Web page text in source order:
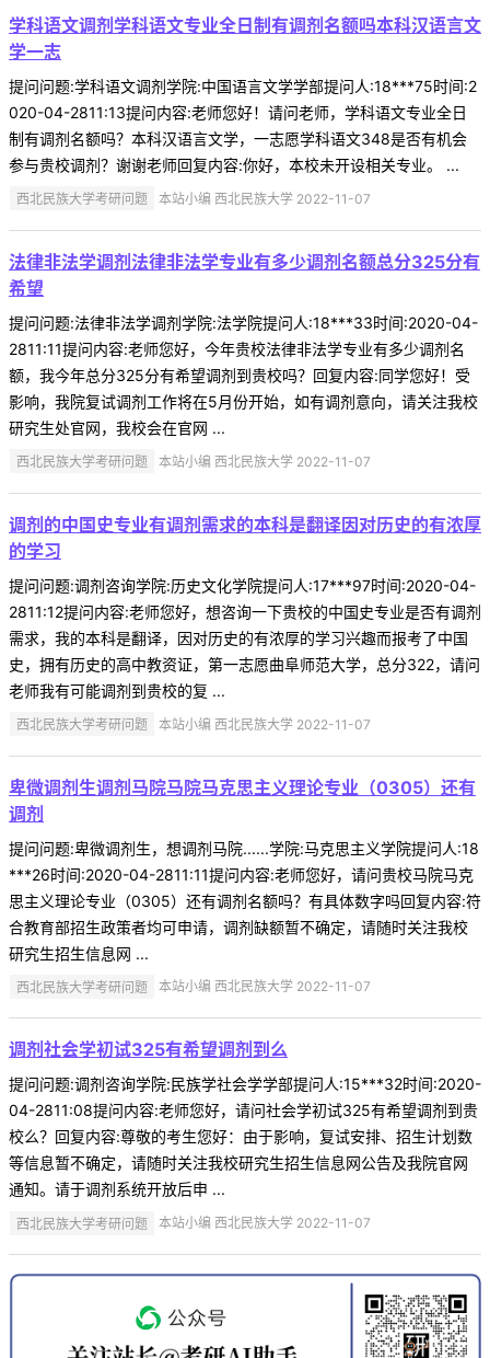
学科语文调剂学科语文专业全日制有调剂名额吗本科汉语言文
学一志
提问问题:学科语文调剂学院:中国语言文学学部提问人:18***75时间:2
020-04-2811:13提问内容:老师您好！请问老师，学科语文专业全日
制有调剂名额吗？本科汉语言文学，一志愿学科语文348是否有机会
参与贵校调剂？谢谢老师回复内容:你好，本校未开设相关专业。 ...
西北民族大学考研问题 本站小编 西北民族大学 2022-11-07
法律非法学调剂法律非法学专业有多少调剂名额总分325分有
希望
提问问题:法律非法学调剂学院:法学院提问人:18***33时间:2020-04-
2811:11提问内容:老师您好，今年贵校法律非法学专业有多少调剂名
额，我今年总分325分有希望调剂到贵校吗？回复内容:同学您好！受
影响，我院复试调剂工作将在5月份开始，如有调剂意向，请关注我校
研究生处官网，我校会在官网 ...
西北民族大学考研问题 本站小编 西北民族大学 2022-11-07
调剂的中国史专业有调剂需求的本科是翻译因对历史的有浓厚
的学习
提问问题:调剂咨询学院:历史文化学院提问人:17***97时间:2020-04-
2811:12提问内容:老师您好，想咨询一下贵校的中国史专业是否有调剂
需求，我的本科是翻译，因对历史的有浓厚的学习兴趣而报考了中国
史，拥有历史的高中教资证，第一志愿曲阜师范大学，总分322，请问
老师我有可能调剂到贵校的复 ...
西北民族大学考研问题 本站小编 西北民族大学 2022-11-07
卑微调剂生调剂马院马院马克思主义理论专业（0305）还有
调剂
提问问题:卑微调剂生，想调剂马院......学院:马克思主义学院提问人:18
***26时间:2020-04-2811:11提问内容:老师您好，请问贵校马院马克
思主义理论专业（0305）还有调剂名额吗？有具体数字吗回复内容:符
合教育部招生政策者均可申请，调剂缺额暂不确定，请随时关注我校
研究生招生信息网 ...
西北民族大学考研问题 本站小编 西北民族大学 2022-11-07
调剂社会学初试325有希望调剂到么
提问问题:调剂咨询学院:民族学社会学学部提问人:15***32时间:2020-
04-2811:08提问内容:老师您好，请问社会学初试325有希望调剂到贵
校么？回复内容:尊敬的考生您好：由于影响，复试安排、招生计划数
等信息暂不确定，请随时关注我校研究生招生信息网公告及我院官网
通知。请于调剂系统开放后申 ...
西北民族大学考研问题 本站小编 西北民族大学 2022-11-07